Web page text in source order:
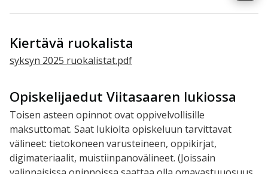
Kiertävä ruokalista
syksyn 2025 ruokalistat.pdf
Opiskelijaedut Viitasaaren lukiossa
Toisen asteen opinnot ovat oppivelvollisille
maksuttomat. Saat lukiolta opiskeluun tarvittavat
välineet: tietokoneen varusteineen, oppikirjat,
digimateriaalit, muistiinpanovälineet. (Joissain